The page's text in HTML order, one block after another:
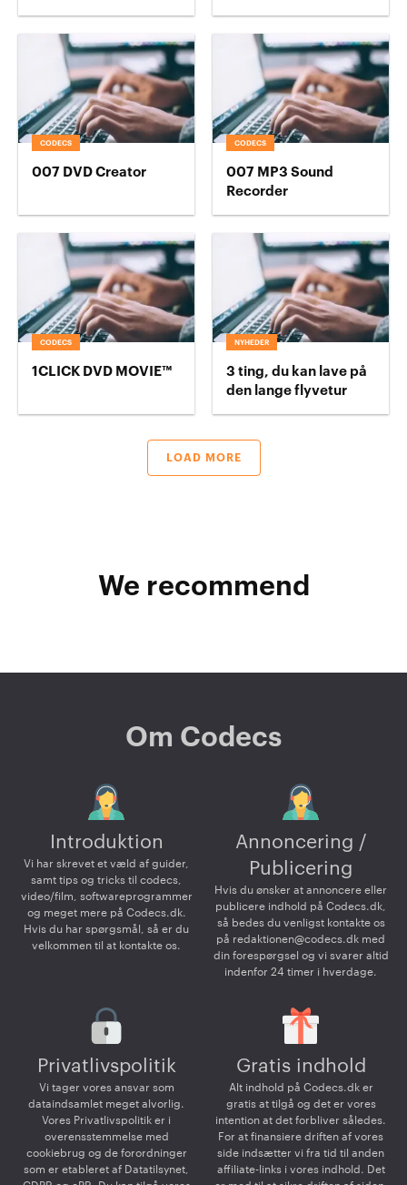
CODECS
007 DVD Creator
CODECS
007 MP3 Sound
Recorder
CODECS
1CLICK DVD MOVIE™
NYHEDER
3 ting, du kan lave på
den lange flyvetur
LOAD MORE
We recommend
Om Codecs
Introduktion
Vi har skrevet et væld af guider,
samt tips og tricks til codecs,
video/film, softwareprogrammer
og meget mere på Codecs.dk.
Hvis du har spørgsmål, så er du
velkommen til at kontakte os.
Annoncering /
Publicering
Hvis du ønsker at annoncere eller
publicere indhold på Codecs.dk,
så bedes du venligst kontakte os
på redaktionen@codecs.dk med
din forespørgsel og vi svarer altid
indenfor 24 timer i hverdage.
Privatlivspolitik
Vi tager vores ansvar som
dataindsamlet meget alvorlig.
Vores Privatlivspolitik er i
overensstemmelse med
cookiebrug og de forordninger
som er etableret af Datatilsynet,
Gratis indhold
Alt indhold på Codecs.dk er
gratis at tilgå og det er vores
intention at det forbliver således.
For at finansiere driften af vores
side indsætter vi fra tid til anden
affiliate-links i vores indhold. Det